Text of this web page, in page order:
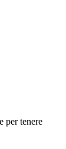
per tenere